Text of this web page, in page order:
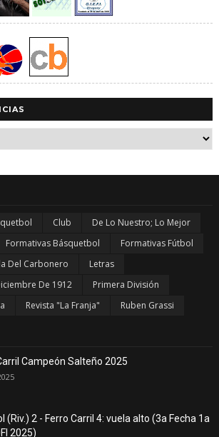
Club
De Lo Nuestro; Lo Mejor
Formativas Básquetbol
Formativas Fútbol
Del Carbonero
Letras
De 1912
Primera División
Revista "La Franja" Ruben Grassi
Campeón Salteño 2025
(Riv.) 2 - Ferro Carril 4: vuela alto (3a Fecha 1a
2025)